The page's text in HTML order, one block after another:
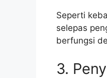
Seperti
selepas
berfungsi
3.